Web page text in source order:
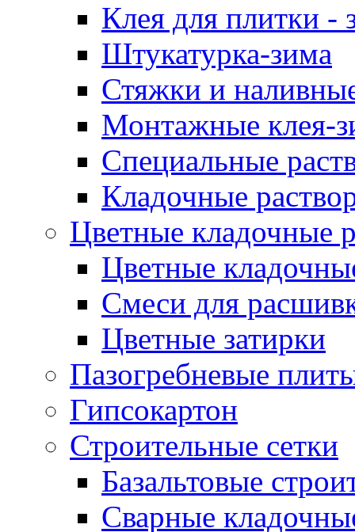
Клея для плитки -
Штукатурка-зима
Стяжки и
Монтажные клея-
Специальные
Кладочные
Цветные кладочные
Цветные
Cмеси для
Цветные затирки
Пазогребневые
Гипсокартон
Строительные сетки
Базальтовые
Сварные